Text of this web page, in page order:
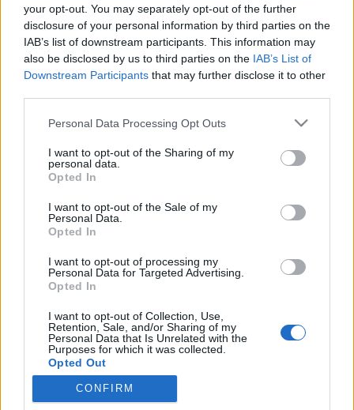
your opt-out. You may separately opt-out of the further
disclosure of your personal information by third parties on the
IAB’s list of downstream participants. This information may
also be disclosed by us to third parties on the IAB’s List of
Downstream Participants that may further disclose it to other
Please note that this website/app uses one or more Google
not limited to your visit or usage behaviour. You may click to
grant or deny consent to Google and its third-party tags to
use your data for below specified purposes in below Google
consent section.
Personal Data Processing Opt Outs
I want to opt-out of the Sharing of my
personal data.
Opted In
I want to opt-out of the Sale of my
Personal Data.
Opted In
I want to opt-out of processing my
Personal Data for Targeted Advertising.
Opted In
I want to opt-out of Collection, Use,
Retention, Sale, and/or Sharing of my
Personal Data that Is Unrelated with the
Purposes for which it was collected.
Opted Out
Google consents
CONFIRM
Kiberháború a Közel-Keleten II.
buherator•2009. január 09.
Ez lenne a zsidó világösszeesküvés? :)Izraeli fiatalok
egy csoportja önkéntesekből álló botnetet toboroz,
hogy így vehesség ki a részüket a gézai
tanulókból álló Help Israel Win nevű csapat egy
Patriot névre keresztelt szoftvert…
Kiberháború a Közel-Keleten
buherator•
A Wired beszámolója szerint az IDF (Israel Defense
Al-Aqsa TV-csatorna informatikai rendszerébe,
ahonnan propagandaanyagot sugároztak a
lakosságnak. A Hamászhoz kötehető csatornán -
amely korábban többek között Farfour, az…